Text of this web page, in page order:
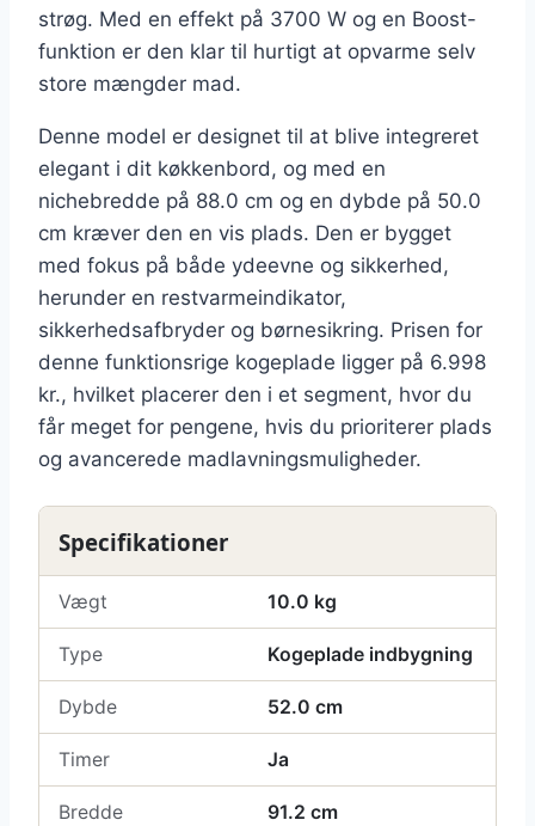
strøg. Med en effekt på 3700 W og en Boost-
funktion er den klar til hurtigt at opvarme selv
store mængder mad.
Denne model er designet til at blive integreret
elegant i dit køkkenbord, og med en
nichebredde på 88.0 cm og en dybde på 50.0
cm kræver den en vis plads. Den er bygget
med fokus på både ydeevne og sikkerhed,
herunder en restvarmeindikator,
sikkerhedsafbryder og børnesikring. Prisen for
denne funktionsrige kogeplade ligger på 6.998
kr., hvilket placerer den i et segment, hvor du
får meget for pengene, hvis du prioriterer plads
og avancerede madlavningsmuligheder.
Specifikationer
Vægt 10.0 kg
Type Kogeplade indbygning
Dybde 52.0 cm
Timer Ja
Bredde 91.2 cm